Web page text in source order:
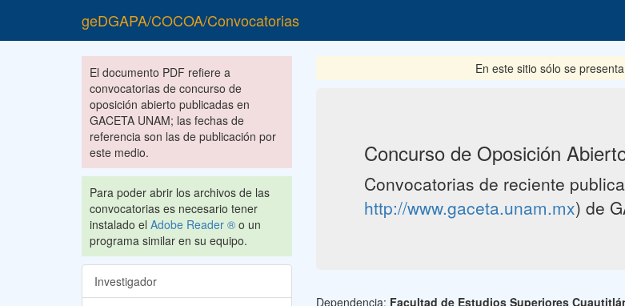
geDGAPA/COCOA/Convocatorias
El documento PDF refiere a
convocatorias de concurso de
oposición abierto publicadas en
GACETA UNAM; las fechas de
referencia son las de publicación por
este medio.
Para poder abrir los archivos de las
convocatorias es necesario tener
instalado el Adobe Reader ® o un
programa similar en su equipo.
Investigador
En este sitio sólo se
Concurso de Oposición
Convocatorias de reciente
http://www.gaceta.unam.mx) de
Dependencia: Facultad de Estudios Superiores